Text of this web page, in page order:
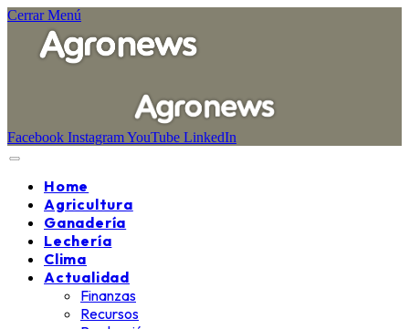
Cerrar Menú
Facebook InstagramYouTube LinkedIn
Home
Agricultura
Ganadería
Lechería
Clima
Actualidad
Finanzas
Recursos